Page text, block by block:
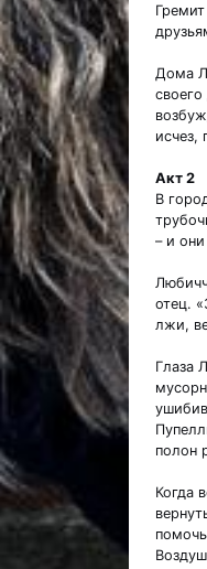
Дома
Акт 2
В
– и
отец.
лжи,
Глаза
полон
Когда